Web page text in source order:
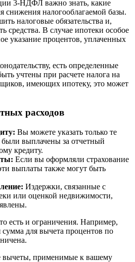
3-НДФЛ важно знать, какие
снижения налогооблагаемой базы.
налоговые обязательства и,
средства. В случае ипотеки особое
указание процентов, уплаченных
есть определенные
учтены при расчете налога на
имеющих ипотеку, это может
расходов
Вы можете указать только те
выплачены за отчетный
кредиту.
Если вы оформляли страхование
выплаты также могут быть
Издержки, связанные с
или оценкой недвижимости,
есть и ограничения. Например,
для вычета процентов по
вычеты, применимые к вашему